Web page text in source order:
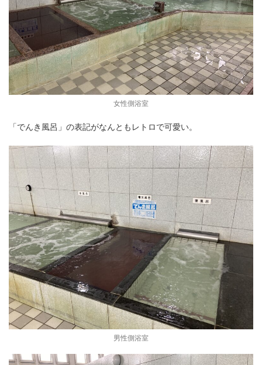
女性側浴室
「でんき風呂」の表記がなんともレトロで可愛い。
男性側浴室